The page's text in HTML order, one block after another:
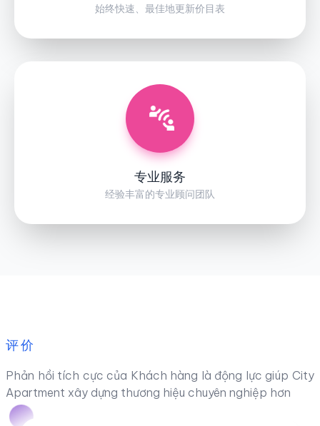
始终快速、最佳地更新价目表
专业服务
经验丰富的专业顾问团队
评价
Phản hồi tích cực của Khách hàng là động lực giúp City
Apartment xây dựng thương hiệu chuyên nghiệp hơn